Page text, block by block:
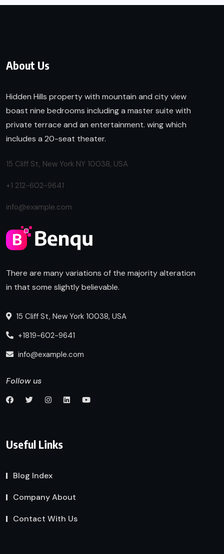
About Us
Hidden Hills property with mountain and city view
boast nine bedrooms including a master suite with
private terrace and an entertainment. wing which
includes a 20-seat theater.
15 Cliff St, New York NY 10038, USA
+1 212-602-9641
info@example.com
There are many variations of the majority alteration
in that some slightly believable.
15 Cliff St, New York 10038, USA
+1819-602-9641
info@example.com
Follow us
Useful Links
Blog Index
Company About
Contact With Us